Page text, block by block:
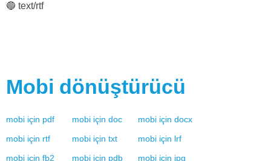
🔵 text/rtf
Mobi dönüştürücü
mobi için pdf mobi için doc mobi için docx
mobi için rtf mobi için txt mobi için lrf
mobi için fb2 mobi için pdb mobi için jpg